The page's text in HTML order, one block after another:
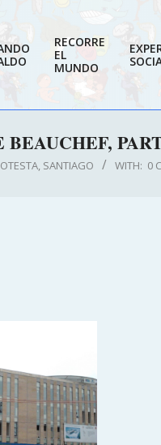
RECORRE
EL
MUNDO
, SANTIAGO WITH: 0